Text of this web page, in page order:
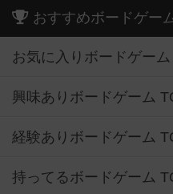
おすすめボードゲー
お気に入りボードゲー
興味ありボードゲーム
経験ありボードゲーム
持ってるボードゲーム